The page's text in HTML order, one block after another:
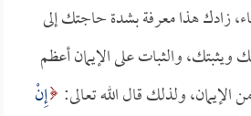
زادك هذا معرفة بشدة حاجتك إلى
والثبات على الإيمان أعظم
الإيمان، ولذلك قال الله تعالى: إِنْ